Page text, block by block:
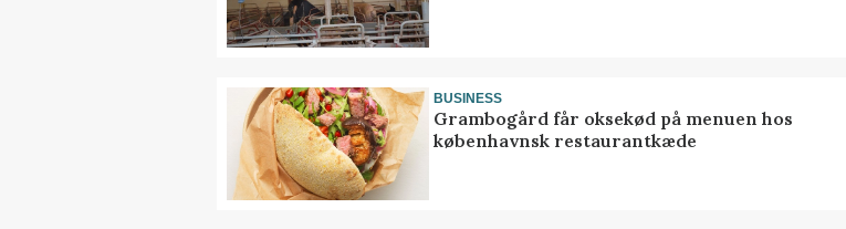
BUSINESS
Grambogård får oksekød på menuen hos
københavnsk restaurantkæde